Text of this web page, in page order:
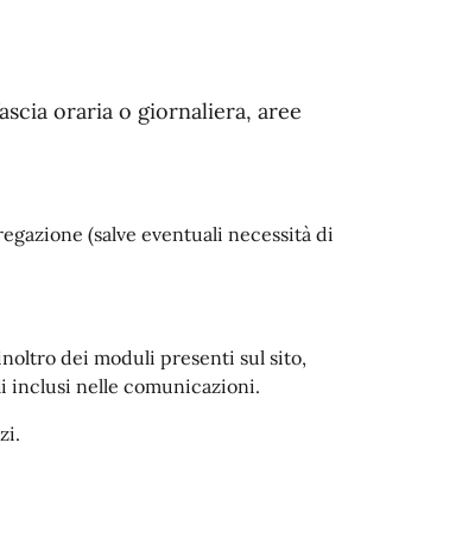
oraria o giornaliera, aree
(salve eventuali necessità di
dei moduli presenti sul sito,
inclusi nelle comunicazioni.